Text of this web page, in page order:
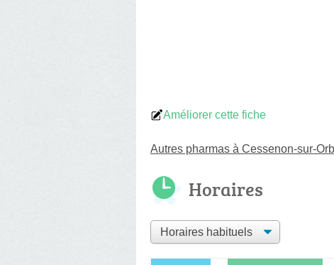
Améliorer cette fiche
Autres pharmas à Cessenon-sur-Orb
Horaires